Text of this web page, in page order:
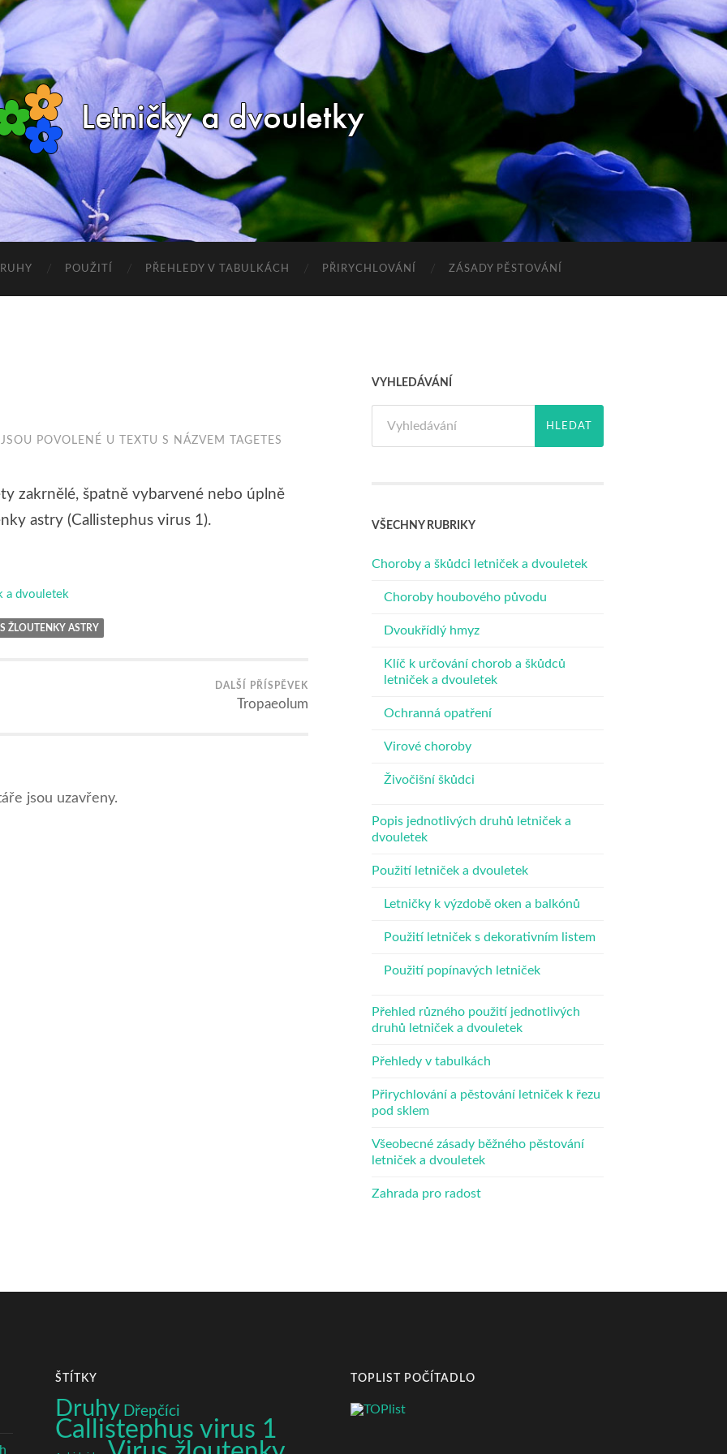
POUŽITÍ PŘEHLEDY V TABULKÁCH PŘIRYCHLOVÁNÍ ZÁSADY PĚSTOVÁNÍ
POVOLENÉ U TEXTU S NÁZVEM TAGETES
zakrnělé, špatně vybarvené nebo úplně
astry (Callistephus virus 1).
a dvouletek
ŽLOUTENKY ASTRY
DALŠÍ PŘÍSPĚVEK
Tropaeolum
jsou uzavřeny.
VYHLEDÁVÁNÍ
VŠECHNY RUBRIKY
Choroby a škůdci letniček a dvouletek
Choroby houbového původu
Dvoukřídlý hmyz
Klíč k určování chorob a škůdců
letniček a dvouletek
Ochranná opatření
Virové choroby
Živočišní škůdci
Popis jednotlivých druhů letniček a
dvouletek
Použití letniček a dvouletek
Letničky k výzdobě oken a balkónů
Použití letniček s dekorativním listem
Použití popínavých letniček
Přehled různého použití jednotlivých
druhů letniček a dvouletek
Přehledy v tabulkách
Přirychlování a pěstování letniček k řezu
pod sklem
Všeobecné zásady běžného pěstování
letniček a dvouletek
Zahrada pro radost
ŠTÍTKY
Druhy Dřepčíci
Callistephus virus 1
TOPLIST POČÍTADLO